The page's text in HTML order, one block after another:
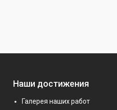
Наши достижения
Галерея наших работ